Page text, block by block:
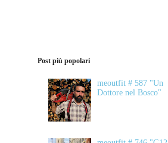
Post più popolari
meoutfit # 587 "Un
Dottore nel Bosco"